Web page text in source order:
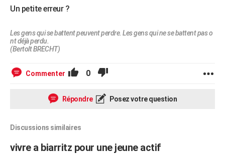
Un petite erreur ?
Les gens qui se battent peuvent perdre. Les gens qui ne se battent pas o
nt déjà perdu.
(Bertolt BRECHT)
Commenter 0
Répondre Posez votre question
Discussions similaires
vivre a biarritz pour une jeune actif